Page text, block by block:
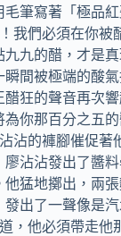
毛筆寫著「極
我們必須在你
九的醋，才是
間被極端的酸
狂的聲音再次響
你那百分之五
沾的褲腳催促
沾沾發出了醬
猛地擲出，兩
出了一聲像是
，他必須帶走